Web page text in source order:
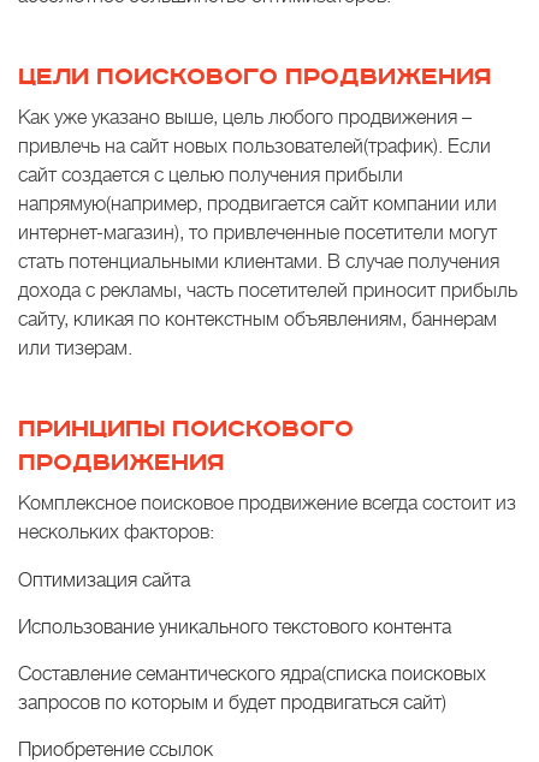
ЦЕЛИ ПОИСКОВОГО ПРОДВИЖЕНИЯ
Как уже указано выше, цель любого продвижения –
привлечь на сайт новых пользователей(трафик). Если
сайт создается с целью получения прибыли
напрямую(например, продвигается сайт компании или
интернет-магазин), то привлеченные посетители могут
стать потенциальными клиентами. В случае получения
дохода с рекламы, часть посетителей приносит прибыль
сайту, кликая по контекстным объявлениям, баннерам
или тизерам.
ПРИНЦИПЫ ПОИСКОВОГО
ПРОДВИЖЕНИЯ
Комплексное поисковое продвижение всегда состоит из
нескольких факторов:
Оптимизация сайта
Использование уникального текстового контента
Составление семантического ядра(списка поисковых
запросов по которым и будет продвигаться сайт)
Приобретение ссылок